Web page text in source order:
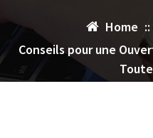
Home ::
Conseils pour une